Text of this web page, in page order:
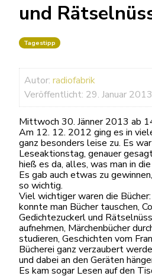
und
Tagestipp
Autor: radiofabrik
Veröffentlicht: 29. Januar 2013
Mittwoch 30. Jänner 2013 ab
Am 12. 12. 2012 ging es in
ganz besonders leise zu. Es
Leseaktionstag, genauer
hieß es da, alles, was man in
Es gab auch etwas zu
so wichtig.
Viel wichtiger waren die
konnte man Bücher tauschen,
Gedichtezuckerl und
aufnehmen, Märchenbücher
studieren, Geschichten vom
Bücherei ganz verzaubert
und dabei an den Geräten
Es kam sogar Lesen auf den